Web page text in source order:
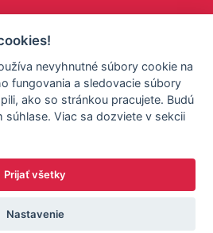
© SABE, spol. s r. o. |
|nastavenie cookies
nevyhnutné súbory cookie na
fungovania a sledovacie súbory
ako so stránkou pracujete. Budú
súhlase. Viac sa dozviete v sekcii
Prijať všetky
Nastavenie